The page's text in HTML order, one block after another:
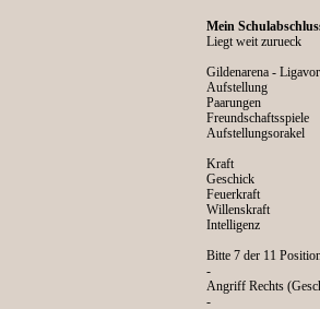
Mein
Liegt weit zurueck
Gildenarena -
Aufstellung
Paarungen
Freundschaftsspiele
Aufstellungsorakel
Kraft
Geschick
Feuerkraft
Willenskraft
Intelligenz
Bitte 7 der 11
-
Angriff Rechts
-